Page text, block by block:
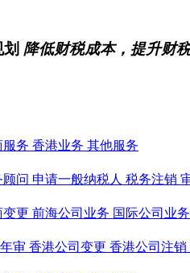
降低财税成本，提升财
服务 香港业务 其他服务
问 申请一般纳税人 税务注销
变更 前海公司业务 国际公司业
审 香港公司变更 香港公司注销